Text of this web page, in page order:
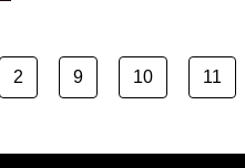
2 9 10 11